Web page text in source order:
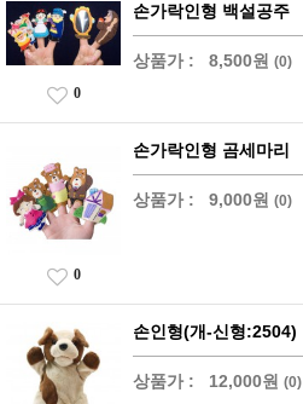
손가락인형 백설공주
상품가 : 8,500원 (0)
0
손가락인형 곰세마리
상품가 : 9,000원 (0)
0
손인형(개-신형:2504)
상품가 : 12,000원 (0)